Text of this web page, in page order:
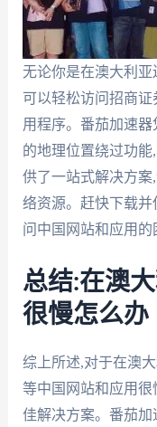
无论你是在澳大利
可以轻松访问招商
用程序。番茄加速
的地理位置绕过功
供了一站式解决方案
络资源。赶快下载
问中国网站和应用的
总结:在澳
很慢怎么办
综上所述,对于在澳
等中国网站和应用
佳解决方案。番茄